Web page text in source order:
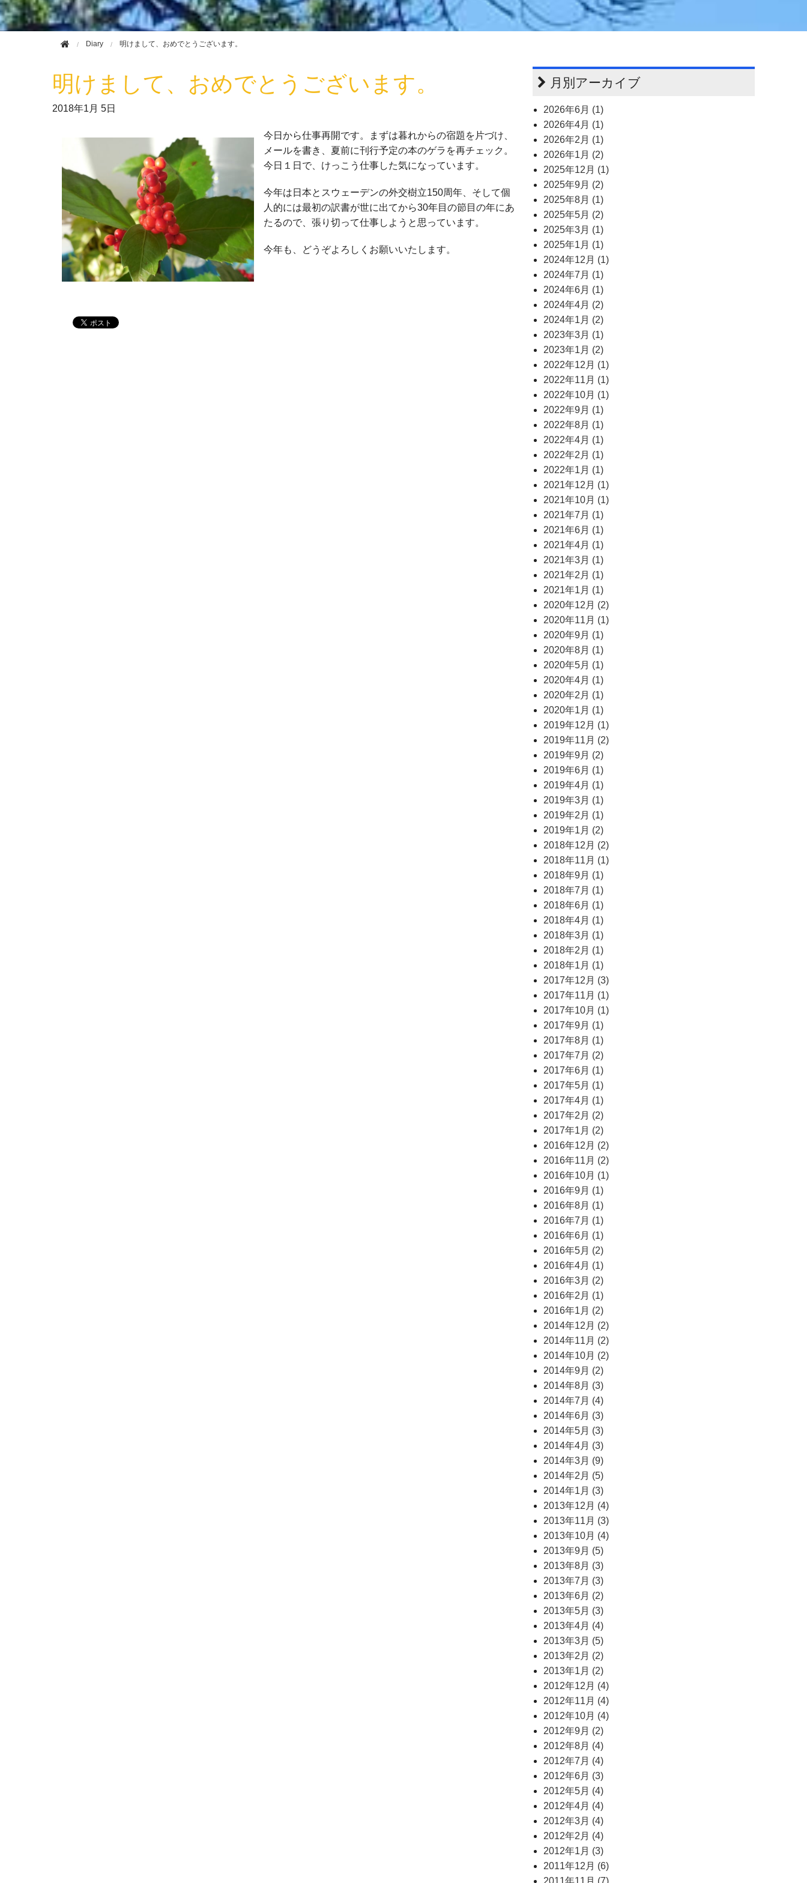
Diary 明けまして、おめでとうございます。
明けまして、おめでとうございます。
2018年1月 5日
今日から仕事再開です。まずは暮れからの宿題を片づけ、
メールを書き、夏前に刊行予定の本のゲラを再チェック。
今日１日で、けっこう仕事した気になっています。
今年は日本とスウェーデンの外交樹立150周年、そして個
人的には最初の訳書が世に出てから30年目の節目の年にあ
たるので、張り切って仕事しようと思っています。
今年も、どうぞよろしくお願いいたします。
月別アーカイブ
2026年6月 (1)
2026年4月 (1)
2026年2月 (1)
2026年1月 (2)
2025年12月 (1)
2025年9月 (2)
2025年8月 (1)
2025年5月 (2)
2025年3月 (1)
2025年1月 (1)
2024年12月 (1)
2024年7月 (1)
2024年6月 (1)
2024年4月 (2)
2024年1月 (2)
2023年3月 (1)
2023年1月 (2)
2022年12月 (1)
2022年11月 (1)
2022年10月 (1)
2022年9月 (1)
2022年8月 (1)
2022年4月 (1)
2022年2月 (1)
2022年1月 (1)
2021年12月 (1)
2021年10月 (1)
2021年7月 (1)
2021年6月 (1)
2021年4月 (1)
2021年3月 (1)
2021年2月 (1)
2021年1月 (1)
2020年12月 (2)
2020年11月 (1)
2020年9月 (1)
2020年8月 (1)
2020年5月 (1)
2020年4月 (1)
2020年2月 (1)
2020年1月 (1)
2019年12月 (1)
2019年11月 (2)
2019年9月 (2)
2019年6月 (1)
2019年4月 (1)
2019年3月 (1)
2019年2月 (1)
2019年1月 (2)
2018年12月 (2)
2018年11月 (1)
2018年9月 (1)
2018年7月 (1)
2018年6月 (1)
2018年4月 (1)
2018年3月 (1)
2018年2月 (1)
2018年1月 (1)
2017年12月 (3)
2017年11月 (1)
2017年10月 (1)
2017年9月 (1)
2017年8月 (1)
2017年7月 (2)
2017年6月 (1)
2017年5月 (1)
2017年4月 (1)
2017年2月 (2)
2017年1月 (2)
2016年12月 (2)
2016年11月 (2)
2016年10月 (1)
2016年9月 (1)
2016年8月 (1)
2016年7月 (1)
2016年6月 (1)
2016年5月 (2)
2016年4月 (1)
2016年3月 (2)
2016年2月 (1)
2016年1月 (2)
2014年12月 (2)
2014年11月 (2)
2014年10月 (2)
2014年9月 (2)
2014年8月 (3)
2014年7月 (4)
2014年6月 (3)
2014年5月 (3)
2014年4月 (3)
2014年3月 (9)
2014年2月 (5)
2014年1月 (3)
2013年12月 (4)
2013年11月 (3)
2013年10月 (4)
2013年9月 (5)
2013年8月 (3)
2013年7月 (3)
2013年6月 (2)
2013年5月 (3)
2013年4月 (4)
2013年3月 (5)
2013年2月 (2)
2013年1月 (2)
2012年12月 (4)
2012年11月 (4)
2012年10月 (4)
2012年9月 (2)
2012年8月 (4)
2012年7月 (4)
2012年6月 (3)
2012年5月 (4)
2012年4月 (4)
2012年3月 (4)
2012年2月 (4)
2012年1月 (3)
2011年12月 (6)
2011年11月 (7)